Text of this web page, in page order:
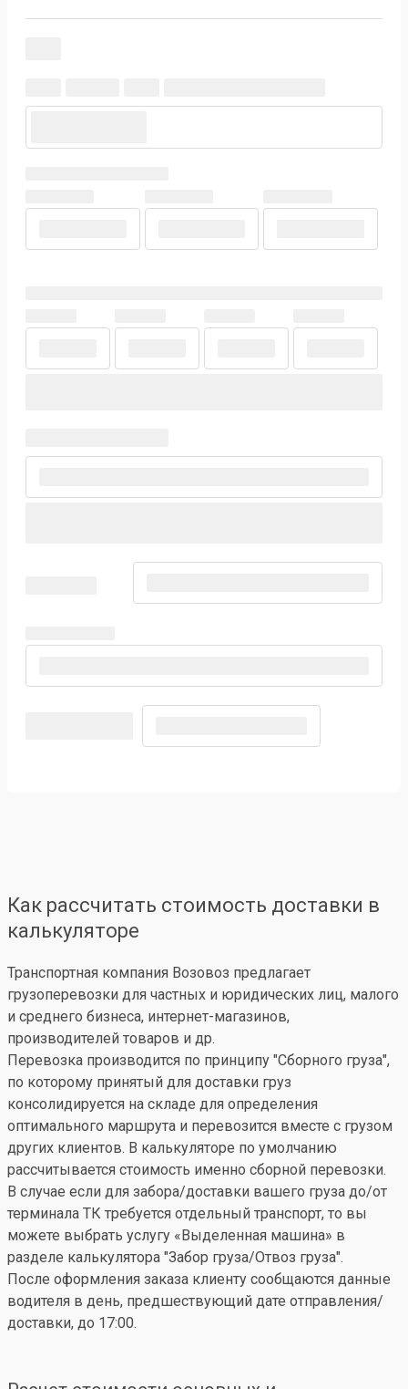
Как рассчитать стоимость доставки в
калькуляторе
Транспортная компания Возовоз предлагает
грузоперевозки для частных и юридических лиц, малого
и среднего бизнеса, интернет-магазинов,
производителей товаров и др.
Перевозка производится по принципу "Сборного груза",
по которому принятый для доставки груз
консолидируется на складе для определения
оптимального маршрута и перевозится вместе с грузом
других клиентов. В калькуляторе по умолчанию
рассчитывается стоимость именно сборной перевозки.
В случае если для забора/доставки вашего груза до/от
терминала ТК требуется отдельный транспорт, то вы
можете выбрать услугу «Выделенная машина» в
разделе калькулятора "Забор груза/Отвоз груза".
После оформления заказа клиенту сообщаются данные
водителя в день, предшествующий дате отправления/
доставки, до 17:00.